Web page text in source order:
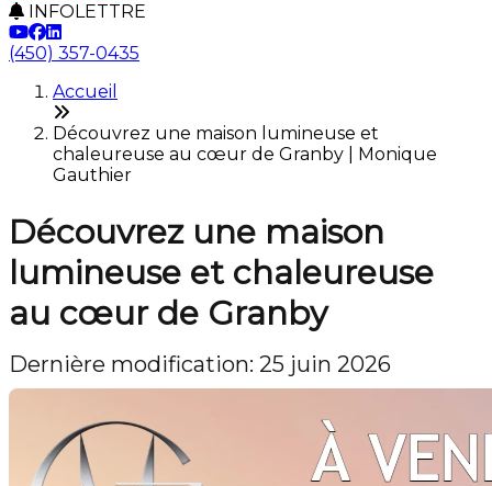
INFOLETTRE
(450) 357-0435
Accueil
Découvrez une maison lumineuse et
chaleureuse au cœur de Granby | Monique
Gauthier
Découvrez une maison
lumineuse et chaleureuse
au cœur de Granby
Dernière modification: 25 juin 2026